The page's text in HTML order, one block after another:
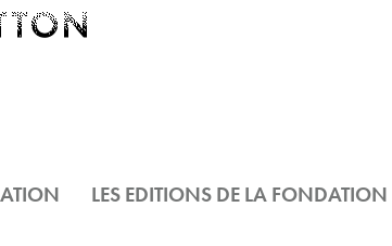
LES EDITIONS DE LA FONDATION